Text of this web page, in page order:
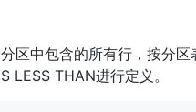
区中包含的所有行，按分
LESS THAN进行定义。